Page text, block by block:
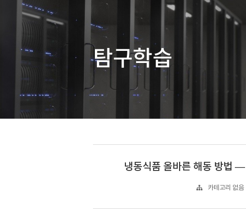
탐구학습
냉동식품 올바른 해동 방법
카테고리 없음